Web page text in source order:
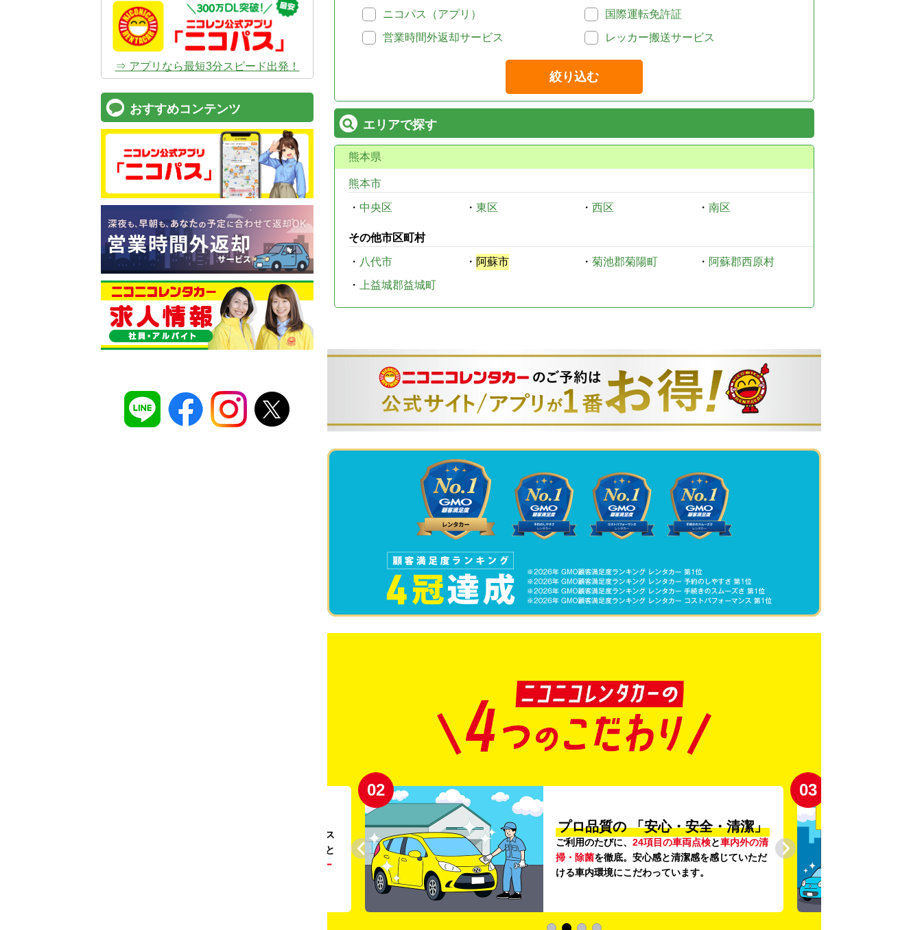
ニコパス（アプリ）
国際運転免許証
営業時間外返却サービス
レッカー搬送サービス
絞り込む
エリアで探す
熊本県
熊本市
・ 中央区 ・ 東区 ・ 西区 ・ 南区
その他市区町村
・ 八代市 ・ 阿蘇市 ・ 菊池郡菊陽町 ・ 阿蘇郡西原村
・
上益城郡益城町
。ガソリンス
タンドや整備工場の既存インフラを活用すること
リー
02
プロ品質の 「安心・安全・清潔」
ご利用のたびに、 24項目の車両点検と車内外の清
掃・除菌を徹底。安心感と清潔感を感じていただ
ける車内環境にこだわっています。
03
⇒ アプリなら最短3分スピード出発！
おすすめコンテンツ